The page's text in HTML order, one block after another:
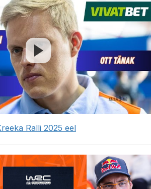
Ralli 2025 eel